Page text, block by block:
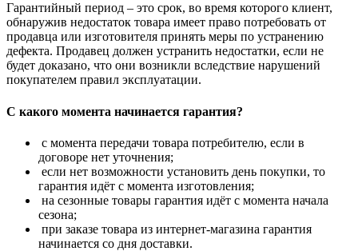
Гарантийный период – это срок, во время которого клиент,
обнаружив недостаток товара имеет право потребовать от
продавца или изготовителя принять меры по устранению
дефекта. Продавец должен устранить недостатки, если не
будет доказано, что они возникли вследствие нарушений
покупателем правил эксплуатации.
С какого момента начинается гарантия?
с момента передачи товара потребителю, если в
договоре нет уточнения;
если нет возможности установить день покупки, то
гарантия идёт с момента изготовления;
на сезонные товары гарантия идёт с момента начала
сезона;
при заказе товара из интернет-магазина гарантия
начинается со дня доставки.